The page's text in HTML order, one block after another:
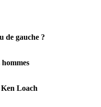
de gauche ?
hommes
Loach